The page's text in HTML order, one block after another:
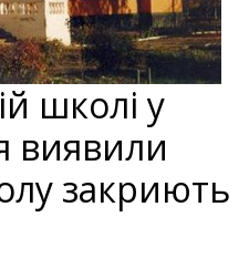
школі у
виявили
закриють